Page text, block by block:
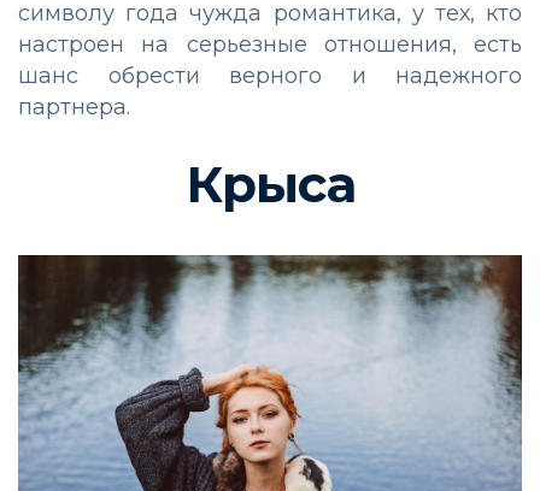
символу года чужда романтика, у тех, кто
настроен на серьезные отношения, есть
шанс обрести верного и надежного
партнера.
Крыса